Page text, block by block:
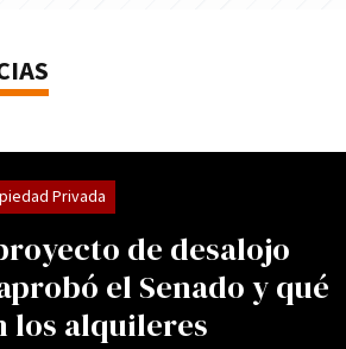
de desalojo
el Senado y qué
los alquileres
Privada